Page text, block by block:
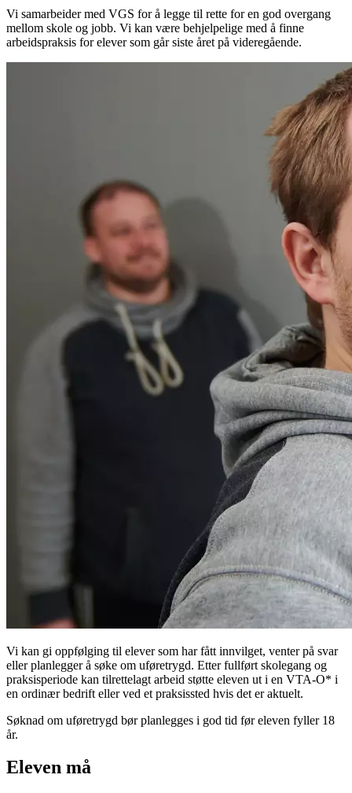
Vi samarbeider med VGS for å legge til rette for en god overgang
mellom skole og jobb. Vi kan være behjelpelige med å finne
arbeidspraksis for elever som går siste året på videregående.
Vi kan gi oppfølging til elever som har fått innvilget, venter på svar
eller planlegger å søke om uføretrygd. Etter fullført skolegang og
praksisperiode kan tilrettelagt arbeid støtte eleven ut i en VTA-O* i
en ordinær bedrift eller ved et praksissted hvis det er aktuelt.
Søknad om uføretrygd bør planlegges i god tid før eleven fyller 18
år.
Eleven må